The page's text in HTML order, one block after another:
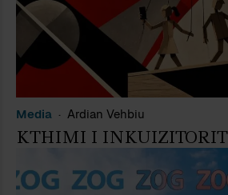
Media Ardian Vehbiu
KTHIMI I INKUIZITORIT